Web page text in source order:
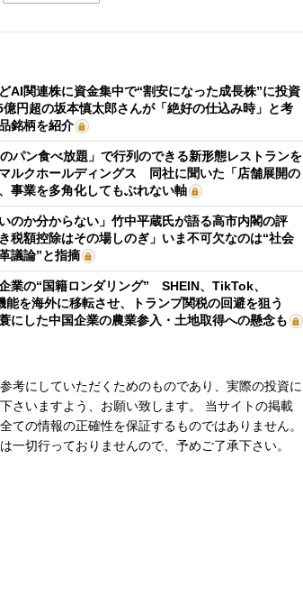
AI関連株に資金集中で“割安になった成長株”に投資
円超の坂本慎太郎さんが「絶好の仕込み時」と考
銘柄を紹介
のパン食べ放題」で行列のできる新形態レストランを
ルクホールディングス 同社に聞いた「店舗展開の
事業を多角化してもぶれない軸
いのか分からない」竹中平蔵氏が語る高市内閣の評
額控除はその場しのぎ」いま不可欠なのは“社会
議論”と指摘
業の“国籍ロンダリング” SHEIN、TikTok、
を海外に移転させ、トランプ関税の回避を狙う
にした中国企業の農業参入・土地取得への懸念も
考にしていただくためのものであり、実際の投資に
さいますよう、お願い致します。 当サイトの掲載
の情報の正確性を保証するものではありません。
一切行っておりませんので、予めご了承下さい。